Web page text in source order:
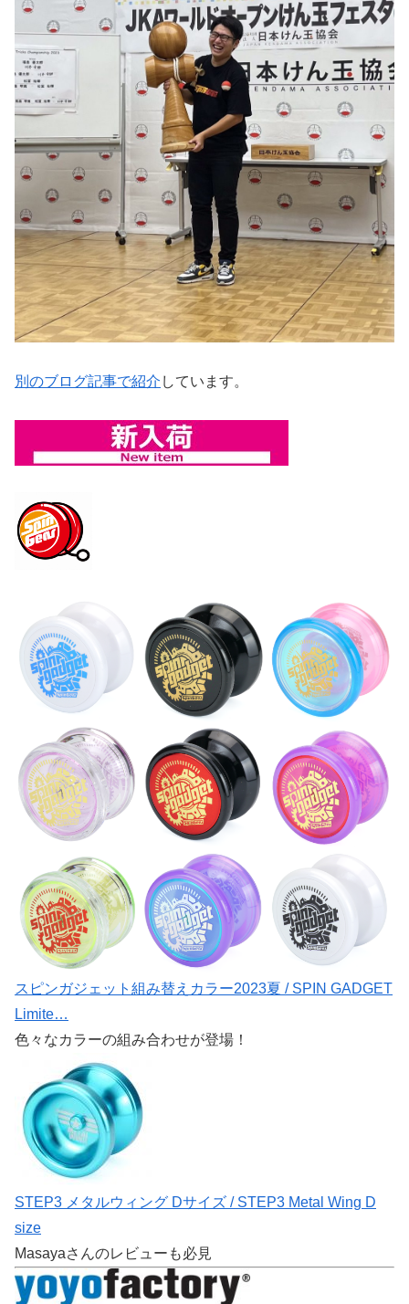
別のブログ記事で紹介 しています。
スピンガジェット組み替えカラー2023夏 / SPIN GADGET
Limite…
色々なカラーの組み合わせが登場！
STEP3 メタルウィング Dサイズ / STEP3 Metal Wing D
size
Masayaさんのレビューも必見